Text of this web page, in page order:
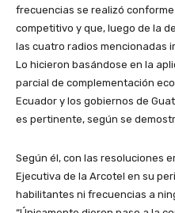
frecuencias se realizó
competitivo y que, luego de la
las cuatro radios mencionadas
Lo hicieron basándose en la
parcial de complementación
Ecuador y los gobiernos de
es pertinente, según se
Según él, con las resoluciones
Ejecutiva de la Arcotel en su
habilitantes ni frecuencias a